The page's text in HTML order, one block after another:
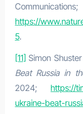
https://
5.
[11] Simon
Beat Russia in
2024; https://
ukraine-beat-